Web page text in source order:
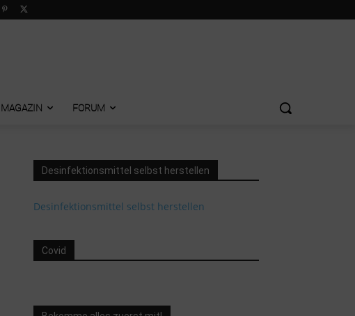
MAGAZIN FORUM
Desinfektionsmittel selbst herstellen
Desinfektionsmittel selbst herstellen
Covid